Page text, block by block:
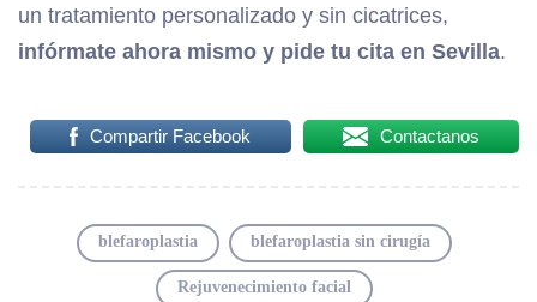
un tratamiento personalizado y sin cicatrices,
infórmate ahora mismo y pide tu cita en Sevilla.
Compartir Facebook Contactanos
blefaroplastia blefaroplastia sin cirugía
Rejuvenecimiento facial